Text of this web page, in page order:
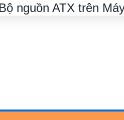
nguồn ATX trên